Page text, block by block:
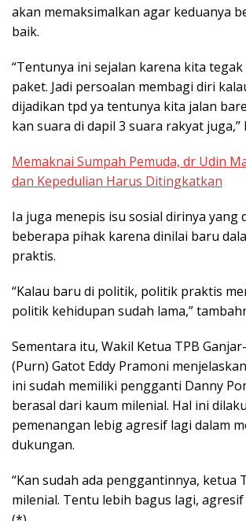
akan memaksimalkan agar keduanya
baik.
“Tentunya ini sejalan karena kita tegak
paket. Jadi persoalan membagi diri
dijadikan tpd ya tentunya kita jalan
kan suara di dapil 3 suara rakyat juga,”
Memaknai Sumpah Pemuda, dr Udin
dan Kepedulian Harus Ditingkatkan
Ia juga menepis isu sosial dirinya yang
beberapa pihak karena dinilai baru
praktis.
“Kalau baru di politik, politik praktis
politik kehidupan sudah lama,”
Sementara itu, Wakil Ketua TPB
(Purn) Gatot Eddy Pramoni
ini sudah memiliki pengganti Danny
berasal dari kaum milenial. Hal ini
pemenangan lebig agresif lagi dalam
dukungan.
“Kan sudah ada penggantinnya, ketua
milenial. Tentu lebih bagus lagi, agresif